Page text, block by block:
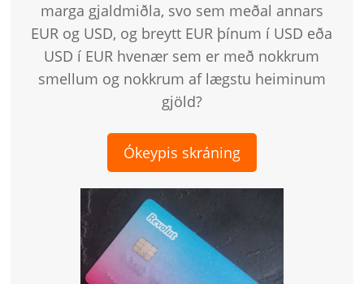
marga gjaldmiðla, svo sem meðal annars
EUR og USD, og ​​breytt EUR þínum í USD eða
USD í EUR hvenær sem er með nokkrum
smellum og nokkrum af lægstu heiminum
gjöld?
Ókeypis skráning